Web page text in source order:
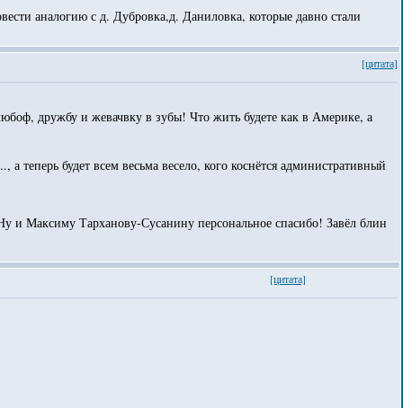
аналогию с д. Дубровка,д. Даниловка, которые давно стали
[цитата]
дружбу и жевачвку в зубы! Что жить будете как в Америке, а
теперь будет всем весьма весело, кого коснётся административный
Тарханову-Сусанину персональное спасибо! Завёл блин
[цитата]